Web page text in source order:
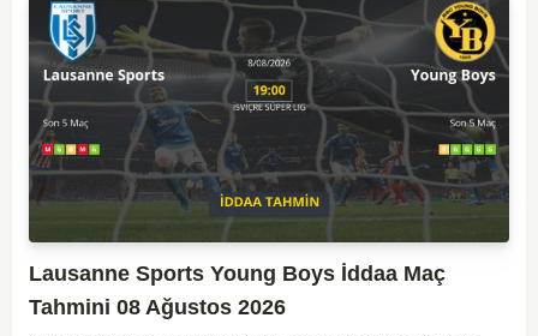
Lausanne Sports Young Boys İddaa Maç
Tahmini 08 Ağustos 2026